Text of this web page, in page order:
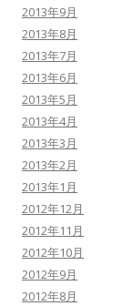
2013年9月
2013年8月
2013年7月
2013年6月
2013年5月
2013年4月
2013年3月
2013年2月
2013年1月
2012年12月
2012年11月
2012年10月
2012年9月
2012年8月